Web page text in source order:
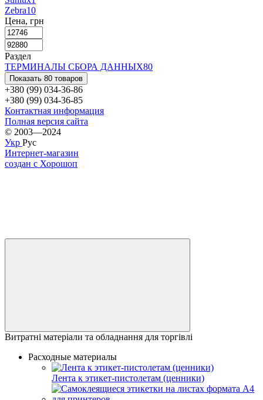
Zebra10
Цена, грн
Раздел
ТЕРМИНАЛЫ СБОРА ДАННЫХ80
Показать 80 товаров
+380 (99) 034-36-86
+380 (99) 034-36-85
Контактная информация
Полная версия сайта
© 2003—2024
Укр Рус
Интернет-магазин
создан с Хорошоп
Витратні матеріали та обладнання для торгівлі
Расходные материалы
Лента к этикет-пистолетам (ценники)